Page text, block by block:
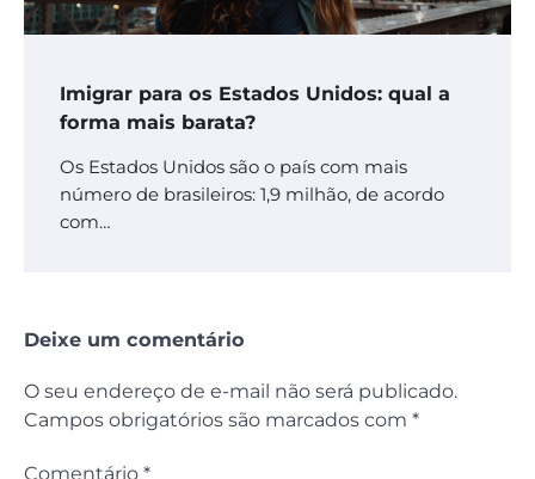
Imigrar para os Estados Unidos: qual a
forma mais barata?
Os Estados Unidos são o país com mais
número de brasileiros: 1,9 milhão, de acordo
com…
Deixe um comentário
O seu endereço de e-mail não será publicado.
Campos obrigatórios são marcados com *
Comentário *